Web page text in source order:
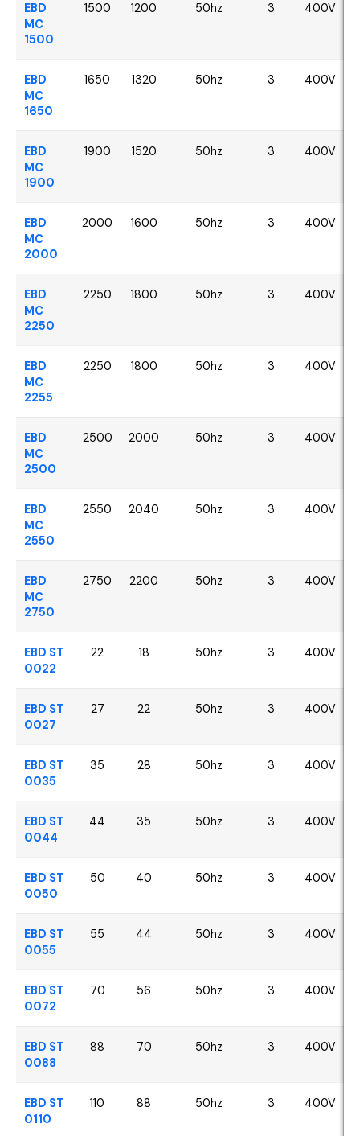
EBD
MC
1500
1500 1200 50hz 3 400V
EBD
MC
1650
1650 1320 50hz 3 400V
EBD
MC
1900
1900 1520 50hz 3 400V
EBD
MC
2000
2000 1600 50hz 3 400V
EBD
MC
2250
2250 1800 50hz 3 400V
EBD
MC
2255
2250 1800 50hz 3 400V
EBD
MC
2500
2500 2000 50hz 3 400V
EBD
MC
2550
2550 2040 50hz 3 400V
EBD
MC
2750
2750 2200 50hz 3 400V
EBD ST
0022
22 18 50hz 3 400V
EBD ST
0027
27 22 50hz 3 400V
EBD ST
0035
35 28 50hz 3 400V
EBD ST
0044
44 35 50hz 3 400V
EBD ST
0050
50 40 50hz 3 400V
EBD ST
0055
55 44 50hz 3 400V
EBD ST
0072
70 56 50hz 3 400V
EBD ST
0088
88 70 50hz 3 400V
EBD ST
0110
110 88 50hz 3 400V